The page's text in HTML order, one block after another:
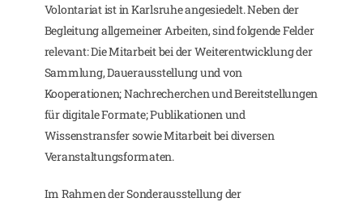
Volontariat ist in Karlsruhe angesiedelt. Neben der
Begleitung allgemeiner Arbeiten, sind folgende Felder
relevant: Die Mitarbeit bei der Weiterentwicklung der
Sammlung, Dauerausstellung und von
Kooperationen; Nachrecherchen und Bereitstellungen
für digitale Formate; Publikationen und
Wissenstransfer sowie Mitarbeit bei diversen
Veranstaltungsformaten.
Im Rahmen der Sonderausstellung der